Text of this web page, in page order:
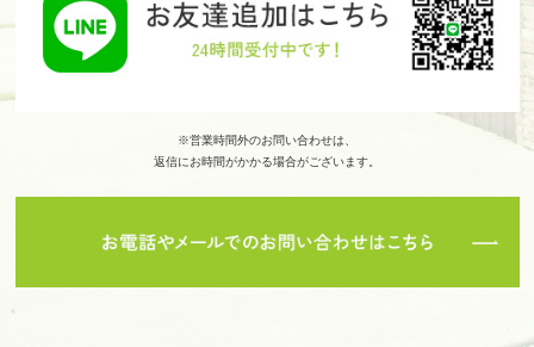
※営業時間外のお問い合わせは、
返信にお時間がかかる場合がございます。